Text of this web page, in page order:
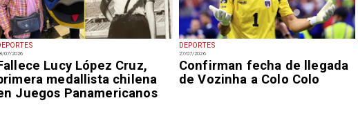
07/2026
Lucy López Cruz,
medallista chilena
Juegos Panamericanos
DEPORTES
27/07/2026
Confirman fecha de llegada
de Vozinha a Colo Colo